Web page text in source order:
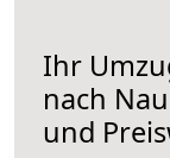
Ihr
nach
und